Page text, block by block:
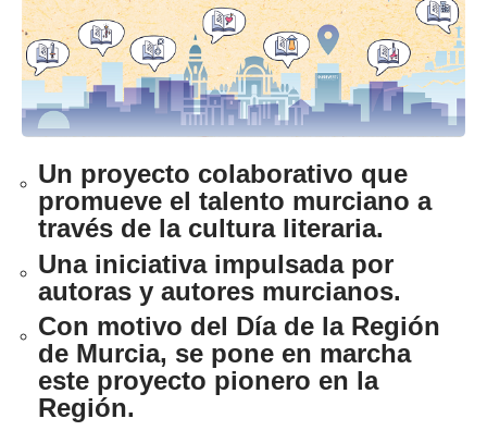
Un proyecto colaborativo que
promueve el talento murciano a
través de la cultura literaria.
Una iniciativa impulsada por
autoras y autores murcianos.
Con motivo del Día de la Región
de Murcia, se pone en marcha
este proyecto pionero en la
Región.